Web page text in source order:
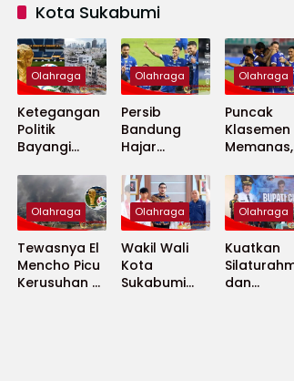
Kota Sukabumi
Olahraga
Ketegangan
Politik
Bayangi
Piala Dunia
2026
Olahraga
Persib
Bandung
Hajar
United 5-0,
Perkuat
Puncak
Klasemen BRI
Super
League
Olahraga
Puncak
Klasemen
Memanas,
Persija
Tekan
Olahraga
Tewasnya El
Mencho Picu
Kerusuhan di
Olahraga
Wakil Wali
Kota
Sukabumi
Olahraga
Kuatkan
dan